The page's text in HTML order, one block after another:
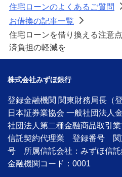
住宅ローンのよくあるご質問
お借換の記事一覧
>
住宅ローンを借り換える注意
済負担の軽減を
株式会社みずほ銀行
登録金融機関 関東財務局長
日本証券業協会 一般社団法
社団法人第二種金融商品取引
信託契約代理業 登録番号 関
号 所属信託会社：みずほ信託
金融機関コード：0001